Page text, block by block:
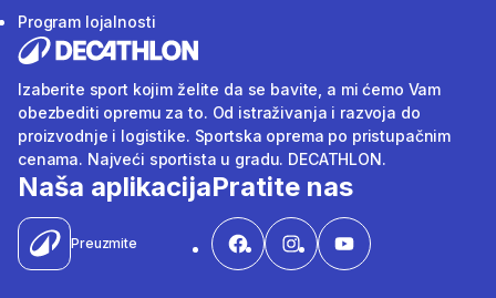
Program lojalnosti
Izaberite sport kojim želite da se bavite, a mi ćemo Vam
obezbediti opremu za to. Od istraživanja i razvoja do
proizvodnje i logistike. Sportska oprema po pristupačnim
cenama. Najveći sportista u gradu. DECATHLON.
Naša aplikacija
Preuzmite
Pratite nas